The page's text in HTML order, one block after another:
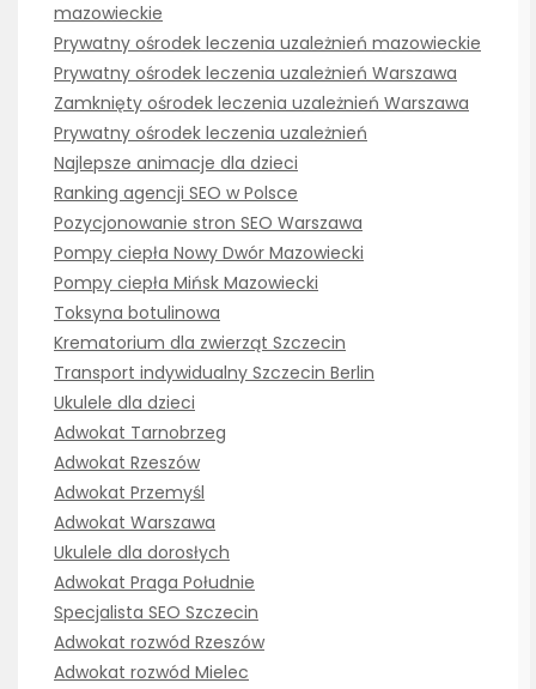
mazowieckie
Prywatny ośrodek leczenia uzależnień mazowieckie
Prywatny ośrodek leczenia uzależnień Warszawa
Zamknięty ośrodek leczenia uzależnień Warszawa
Prywatny ośrodek leczenia uzależnień
Najlepsze animacje dla dzieci
Ranking agencji SEO w Polsce
Pozycjonowanie stron SEO Warszawa
Pompy ciepła Nowy Dwór Mazowiecki
Pompy ciepła Mińsk Mazowiecki
Toksyna botulinowa
Krematorium dla zwierząt Szczecin
Transport indywidualny Szczecin Berlin
Ukulele dla dzieci
Adwokat Tarnobrzeg
Adwokat Rzeszów
Adwokat Przemyśl
Adwokat Warszawa
Ukulele dla dorosłych
Adwokat Praga Południe
Specjalista SEO Szczecin
Adwokat rozwód Rzeszów
Adwokat rozwód Mielec